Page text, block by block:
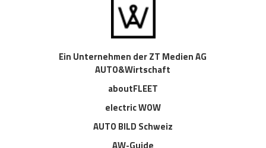
Ein Unternehmen der ZT Medien AG
AUTO&Wirtschaft
aboutFLEET
electric WOW
AUTO BILD Schweiz